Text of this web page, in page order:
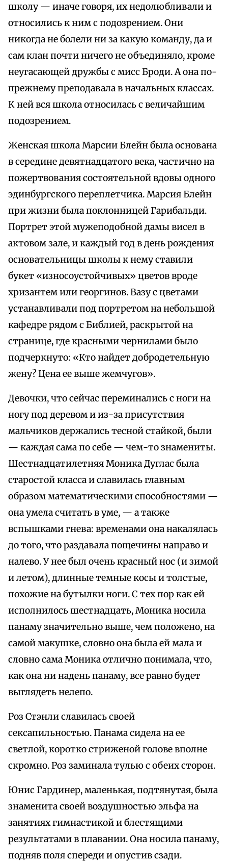
школу — иначе говоря, их недолюбливали и
относились к ним с подозрением. Они
никогда не болели ни за какую команду, да и
сам клан почти ничего не объединяло, кроме
неугасающей дружбы с мисс Броди. А она по-
прежнему преподавала в начальных классах.
К ней вся школа относилась с величайшим
подозрением.
Женская школа Марсии Блейн была основана
в середине девятнадцатого века, частично на
пожертвования состоятельной вдовы одного
эдинбургского переплетчика. Марсия Блейн
при жизни была поклонницей Гарибальди.
Портрет этой мужеподобной дамы висел в
актовом зале, и каждый год в день рождения
основательницы школы к нему ставили
букет «износоустойчивых» цветов вроде
хризантем или георгинов. Вазу с цветами
устанавливали под портретом на небольшой
кафедре рядом с Библией, раскрытой на
странице, где красными чернилами было
подчеркнуто: «Кто найдет добродетельную
жену? Цена ее выше жемчугов».
Девочки, что сейчас переминались с ноги на
ногу под деревом и из-за присутствия
мальчиков держались тесной стайкой, были
— каждая сама по себе — чем-то знамениты.
Шестнадцатилетняя Моника Дуглас была
старостой класса и славилась главным
образом математическими способностями —
она умела считать в уме, — а также
вспышками гнева: временами она накалялась
до того, что раздавала пощечины направо и
налево. У нее был очень красный нос (и зимой
и летом), длинные темные косы и толстые,
похожие на бутылки ноги. С тех пор как ей
исполнилось шестнадцать, Моника носила
панаму значительно выше, чем положено, на
самой макушке, словно она была ей мала и
словно сама Моника отлично понимала, что,
как она ни надень панаму, все равно будет
выглядеть нелепо.
Роз Стэнли славилась своей
сексапильностью. Панама сидела на ее
светлой, коротко стриженой голове вполне
скромно. Роз заминала тулью с обеих сторон.
Юнис Гардинер, маленькая, подтянутая, была
знаменита своей воздушностью эльфа на
занятиях гимнастикой и блестящими
результатами в плавании. Она носила панаму,
подняв поля спереди и опустив сзади.